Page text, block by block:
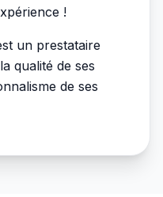
!
un prestataire
qualité de ses
de ses